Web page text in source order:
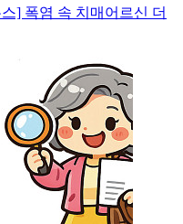
] 폭염 속 치매어르신 더